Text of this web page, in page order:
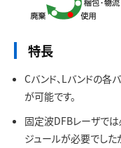
特長
Cバンド、Lバンドの各
が可能です。
固定波DFBレーザで
ジュールが必要でした